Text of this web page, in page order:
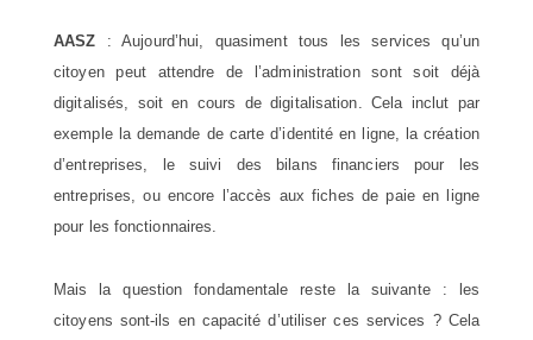
AASZ : Aujourd’hui, quasiment tous les services qu’un
citoyen peut attendre de l’administration sont soit déjà
digitalisés, soit en cours de digitalisation. Cela inclut par
exemple la demande de carte d’identité en ligne, la création
d’entreprises, le suivi des bilans financiers pour les
entreprises, ou encore l’accès aux fiches de paie en ligne
pour les fonctionnaires.
Mais la question fondamentale reste la suivante : les
citoyens sont-ils en capacité d’utiliser ces services ? Cela